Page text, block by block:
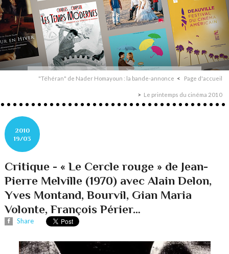
"Téhéran" de Nader Homayoun : la bande-annonce Page d'accueil
Le printemps du cinéma 2010
2010
19/03
Critique - « Le Cercle rouge » de Jean-
Pierre Melville (1970) avec Alain Delon,
Yves Montand, Bourvil, Gian Maria
Volonte, François Périer…
Share